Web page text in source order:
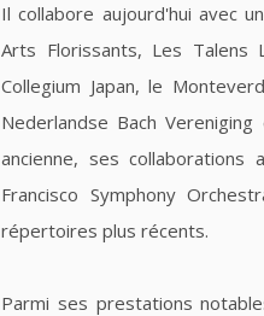
Il collabore aujourd'hui avec
Arts Florissants, Les Talens
Collegium Japan, le
Nederlandse Bach
ancienne, ses collaborations
Francisco Symphony
répertoires plus récents.
Parmi ses prestations